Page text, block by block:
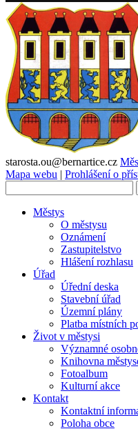
starosta.ou@bernartice.cz
Mapa webu | Prohlášení o
Městys
O městysu
Oznámení
Zastupitelstvo
Hlášení rozhlasu
Úřad
Úřední deska
Stavební úřad
Územní plány
Platba místních
Život v městysi
Významné
Knihovna
Fotoalbum
Kulturní akce
Kontakt
Kontaktní
Poloha obce